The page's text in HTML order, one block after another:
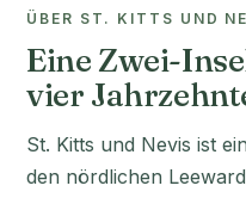
ÜBER ST. KITTS UND
Eine Zwei-
vier
St. Kitts und Nevis ist
den nördlichen